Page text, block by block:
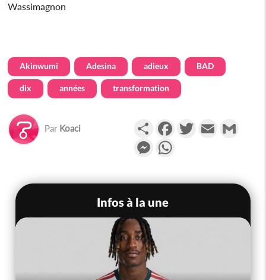
Wassimagnon
Akinwumi Adesina adieux BAD
dix années transformation
Par Koaci PartagerFacebookTwitterEmail
Messenger
Infos à la une